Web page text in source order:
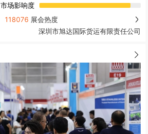
市场影响度
118076 展会热度
深圳市旭达国际货运有限责任公司